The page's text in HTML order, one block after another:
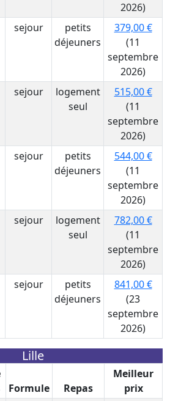
2026)
sejour
petits
déjeuners
379,00 €
(11
septembre
2026)
sejour
logement
seul
515,00 €
(11
septembre
2026)
sejour
petits
déjeuners
544,00 €
(11
septembre
2026)
sejour
logement
seul
782,00 €
(11
septembre
2026)
sejour
petits
déjeuners
841,00 €
(23
septembre
2026)
Lille
Formule Repas
Meilleur
prix